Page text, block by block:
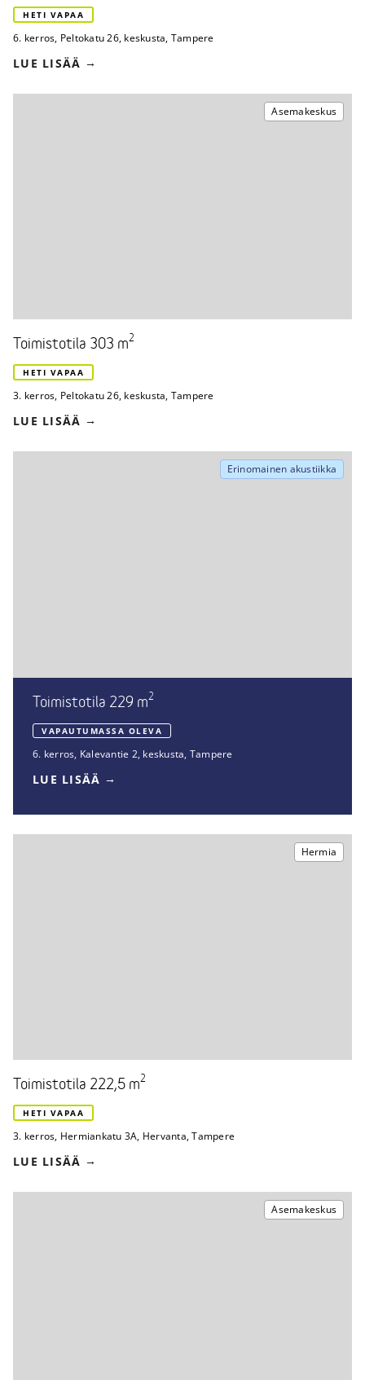
HETI VAPAA
6. kerros, Peltokatu 26, keskusta, Tampere
LUE LISÄÄ
Asemakeskus
Toimistotila 303 m2
HETI VAPAA
3. kerros, Peltokatu 26, keskusta, Tampere
LUE LISÄÄ
Erinomainen akustiikka
Toimistotila 229 m2
VAPAUTUMASSA OLEVA
6. kerros, Kalevantie 2, keskusta, Tampere
LUE LISÄÄ
Hermia
Toimistotila 222,5 m2
HETI VAPAA
3. kerros, Hermiankatu 3A, Hervanta, Tampere
LUE LISÄÄ
Asemakeskus